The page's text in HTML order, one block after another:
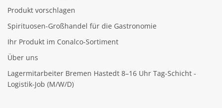
Produkt vorschlagen
Spirituosen-Großhandel für die Gastronomie
Ihr Produkt im Conalco-Sortiment
Über uns
Lagermitarbeiter Bremen Hastedt 8–16 Uhr Tag-Schicht -
Logistik-Job (M/W/D)